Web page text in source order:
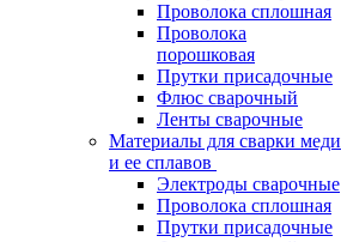
Проволока сплошная
Проволока
порошковая
Прутки присадочные
Флюс сварочный
Ленты сварочные
Материалы для сварки меди
и ее сплавов
Электроды сварочные
Проволока сплошная
Прутки присадочные